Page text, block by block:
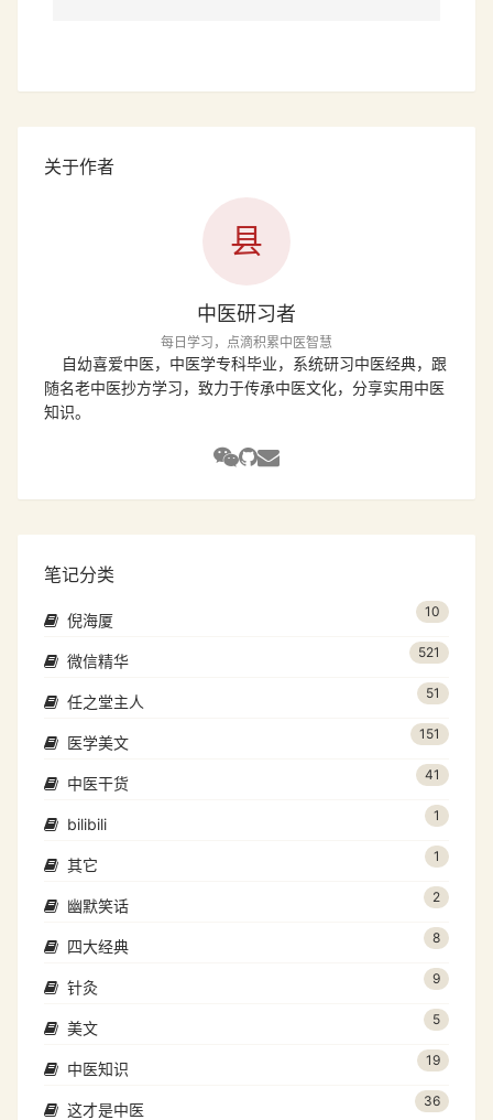
关于作者
县
中医研习者
每日学习，点滴积累中医智慧
自幼喜爱中医，中医学专科毕业，系统研习中医经典，跟
随名老中医抄方学习，致力于传承中医文化，分享实用中医
知识。
笔记分类
倪海厦 10
微信精华 521
任之堂主人 51
医学美文 151
中医干货 41
bilibili 1
其它 1
幽默笑话 2
四大经典 8
针灸 9
美文 5
中医知识 19
这才是中医 36